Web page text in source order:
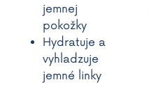
jemnej
pokožky
Hydratuje a
vyhladzuje
jemné linky